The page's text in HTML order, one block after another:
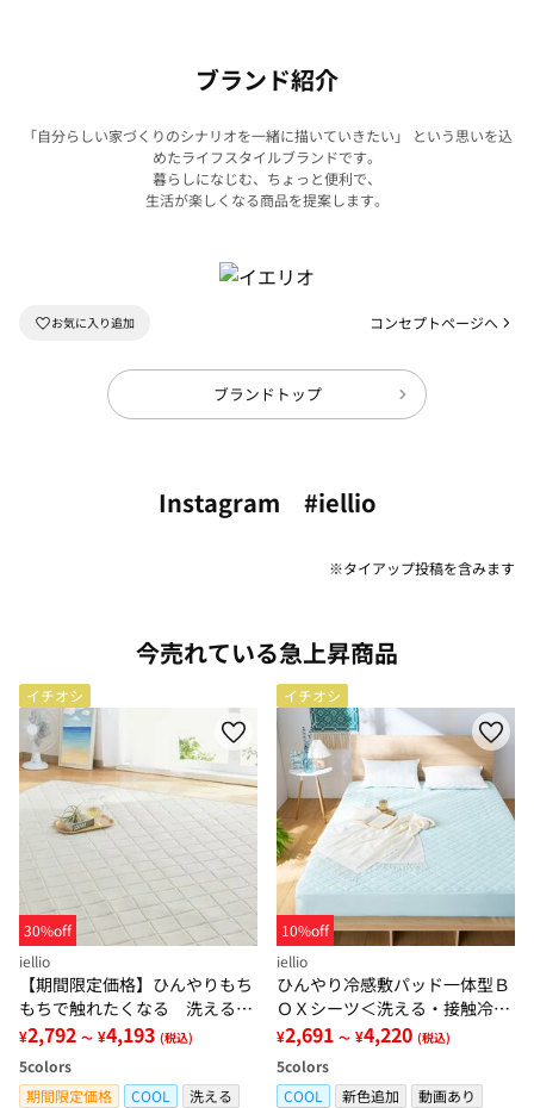
ブランド紹介
「自分らしい家づくりのシナリオを一緒に描いていきたい」 という思いを込
めたライフスタイルブランドです。
暮らしになじむ、ちょっと便利で、
生活が楽しくなる商品を提案します。
コンセプトページへ
ブランドトップ
Instagram #iellio
※タイアップ投稿を含みます
今売れている急上昇商品
イチオシ
30%off
iellio
【期間限定価格】ひんやりもち
もちで触れたくなる 洗えるラ
グ＜低反発・滑りにくい・接触
冷感・防ダニ・カーペット＞
¥2,792 ～ ¥4,193 (税込)
5colors
期間限定価格
COOL
洗える
イチオシ
10%off
iellio
ひんやり冷感敷パッド一体型Ｂ
ＯＸシーツ＜洗える・接触冷
感・抗菌防臭・時短・家事楽・
ボックスシーツ・寝苦しさ対策
＞
¥2,691 ～ ¥4,220 (税込)
5colors
COOL
新色追加
動画あり